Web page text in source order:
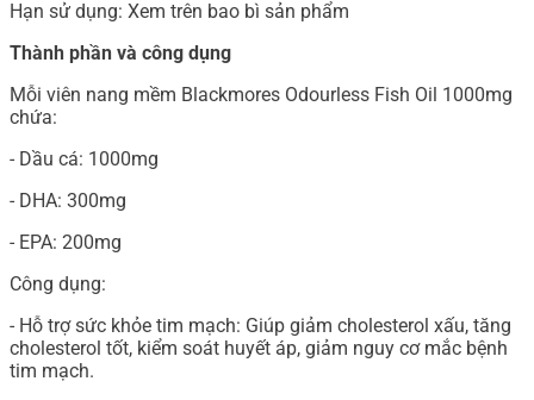
Hạn sử dụng: Xem trên bao bì sản phẩm
Thành phần và công dụng
Mỗi viên nang mềm Blackmores Odourless Fish Oil 1000mg
chứa:
- Dầu cá: 1000mg
- DHA: 300mg
- EPA: 200mg
Công dụng:
- Hỗ trợ sức khỏe tim mạch: Giúp giảm cholesterol xấu, tăng
cholesterol tốt, kiểm soát huyết áp, giảm nguy cơ mắc bệnh
tim mạch.